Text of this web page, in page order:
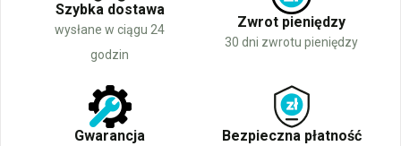
Szybka dostawa
wysłane w ciągu 24
godzin
Zwrot pieniędzy
30 dni zwrotu pieniędzy
Gwarancja Bezpieczna płatność